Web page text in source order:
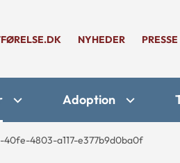
NYHEDER PRESSE
Adoption
40fe-4803-a117-e377b9d0ba0f